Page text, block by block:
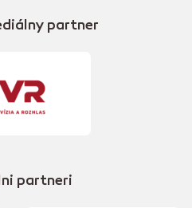
partner
partneri